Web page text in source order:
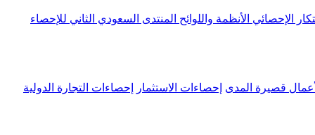
الإحصائي الأنظمة واللوائح المنتدى السعودي الثاني للإحصاء
قصيرة المدى إحصاءات الاستثمار إحصاءات التجارة الدولية